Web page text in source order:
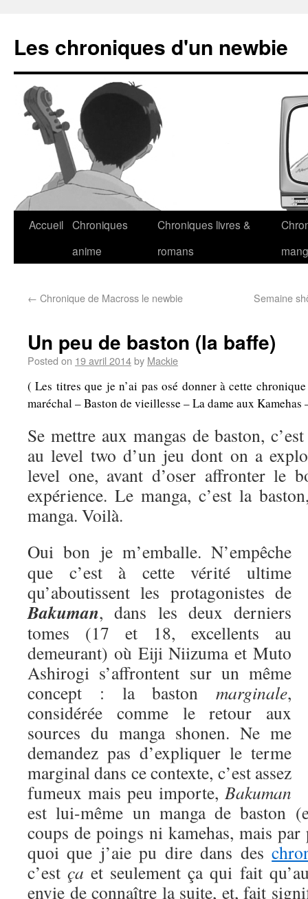
Les chroniques d'un newbie
Accueil Chroniques
anime
Chroniques livres &
romans
← Chronique de Macross le newbie Semaine
Un peu de baston (la baffe)
Posted on 19 avril 2014by Mackie
( Les titres que je n’ai pas osé donner à cette
maréchal – Baston de vieillesse – La dame aux
Se mettre aux mangas de baston,
au level two d’un jeu dont on a
level one, avant d’oser affronter le
expérience. Le manga, c’est la
manga. Voilà.
Oui bon je m’emballe. N’empêche
que c’est à cette vérité ultime
qu’aboutissent les protagonistes de
Bakuman, dans les deux derniers
tomes (17 et 18, excellents au
demeurant) où Eiji Niizuma et Muto
Ashirogi s’affrontent sur un même
concept : la baston marginale,
considérée comme le retour aux
sources du manga shonen. Ne me
demandez pas d’expliquer le terme
marginal dans ce contexte, c’est assez
fumeux mais peu importe, Bakuman
est lui-même un manga de baston
coups de poings ni kamehas, mais
quoi que j’aie pu dire dans des
c’estça et seulement ça qui fait
envie de connaître la suite, et, fait